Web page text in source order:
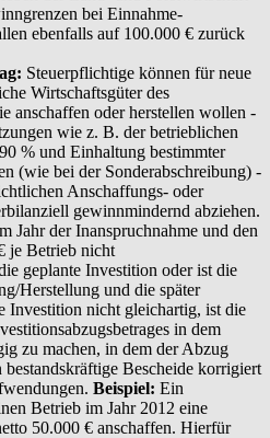
bei Einnahme-
ebenfalls auf 100.000 € zurück
Steuerpflichtige können für neue
Wirtschaftsgüter des
anschaffen oder herstellen wollen -
wie z. B. der betrieblichen
% und Einhaltung bestimmter
(wie bei der Sonderabschreibung) -
Anschaffungs- oder
gewinnmindernd abziehen.
Jahr der Inanspruchnahme und den
je Betrieb nicht
geplante Investition oder ist die
Herstellung und die später
Investition nicht gleichartig, ist die
in dem
zu machen, in dem der Abzug
Bescheide korrigiert
Beispiel: Ein
Betrieb im Jahr 2012 eine
50.000 € anschaffen. Hierfür